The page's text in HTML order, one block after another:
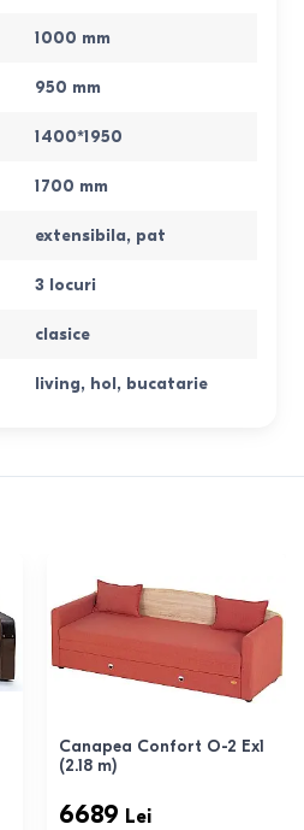
1000 mm
950 mm
1400*1950
1700 mm
extensibila, pat
3 locuri
clasice
living, hol, bucatarie
Canapea Confort O-2 Ex1
(2.18 m)
6689 Lei